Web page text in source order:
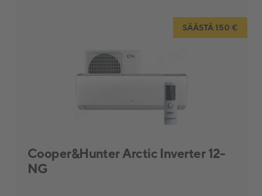
Kattotuulettimet
SÄÄSTÄ 150 €
Cooper&Hunter Arctic Inverter 12-
NG